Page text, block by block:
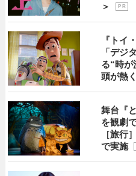
＞
P R
『トイ
「デジ
る“時が
頭が熱
舞台『
を観劇
［旅行
で実施